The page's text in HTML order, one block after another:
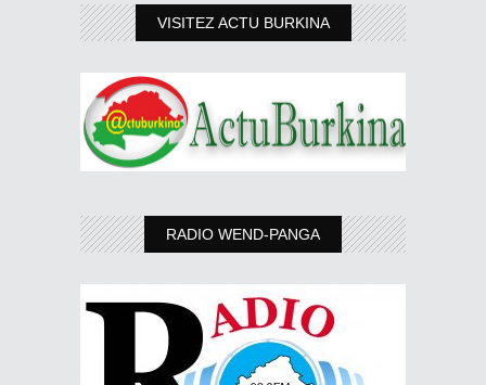
VISITEZ ACTU BURKINA
RADIO WEND-PANGA